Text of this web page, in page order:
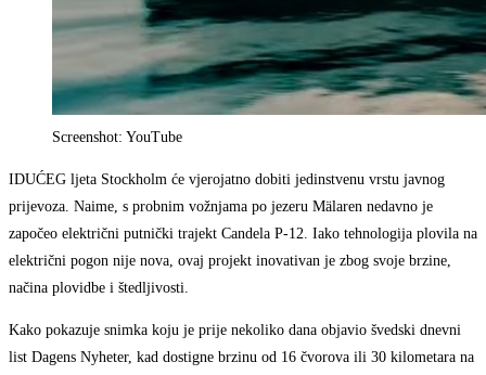
Screenshot: YouTube
IDUĆEG ljeta Stockholm će vjerojatno dobiti jedinstvenu vrstu javnog
prijevoza. Naime, s probnim vožnjama po jezeru Mälaren nedavno je
započeo električni putnički trajekt Candela P-12. Iako tehnologija plovila na
električni pogon nije nova, ovaj projekt inovativan je zbog svoje brzine,
načina plovidbe i štedljivosti.
Kako pokazuje snimka koju je prije nekoliko dana objavio švedski dnevni
list Dagens Nyheter, kad dostigne brzinu od 16 čvorova ili 30 kilometara na